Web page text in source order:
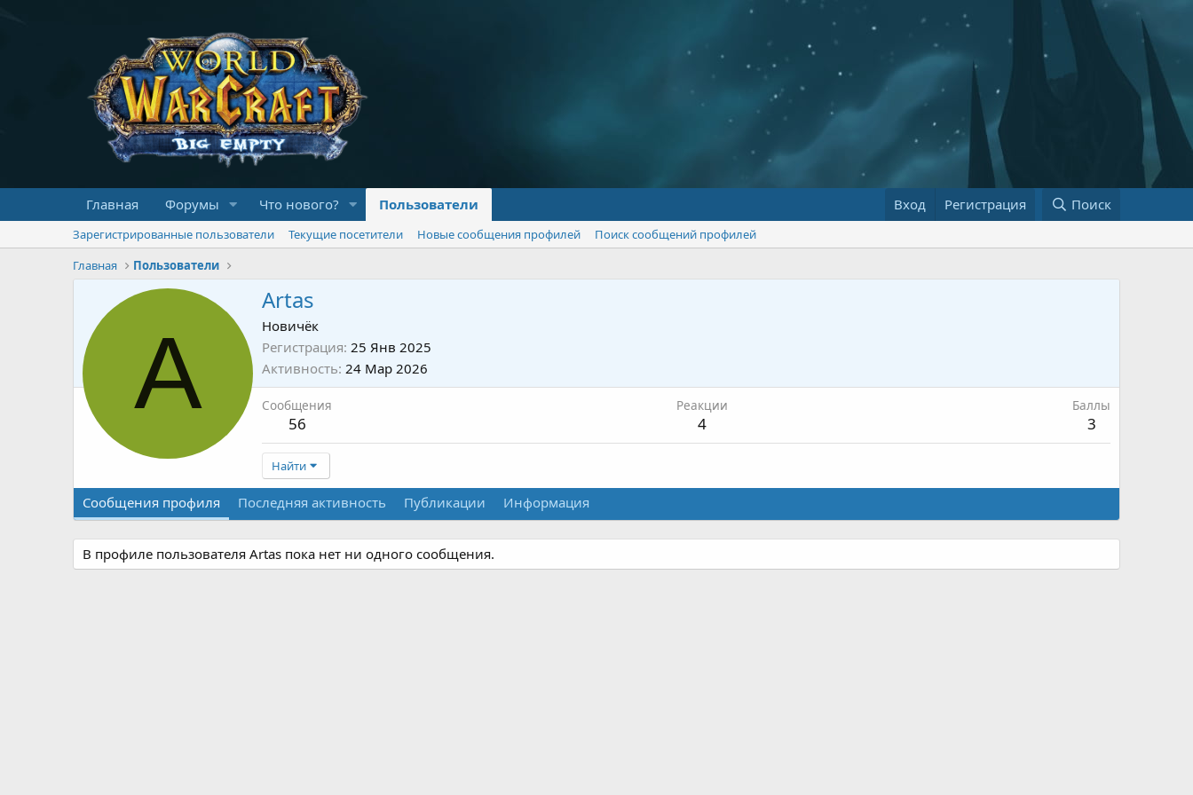
Главная Форумы Что нового? Пользователи Вход Регистрация Поиск
Зарегистрированные пользователи Текущие посетители Новые сообщения профилей
Поиск сообщений профилей
Главная
Пользователи
A
Artas
Новичёк
Регистрация 25 Янв 2025
Активность 24 Мар 2026
Сообщения
56
Реакции
4
Баллы
3
Найти
Сообщения профиля Последняя активность Публикации Информация
В профиле пользователя Artas пока нет ни одного сообщения.